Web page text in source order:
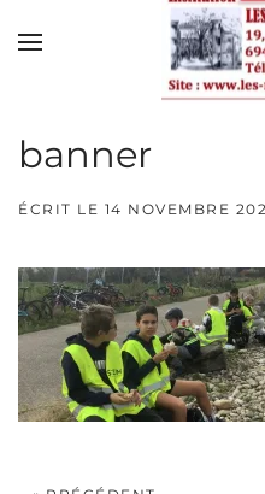
Skip to main content
banner
ÉCRIT LE 14 NOVEMBRE